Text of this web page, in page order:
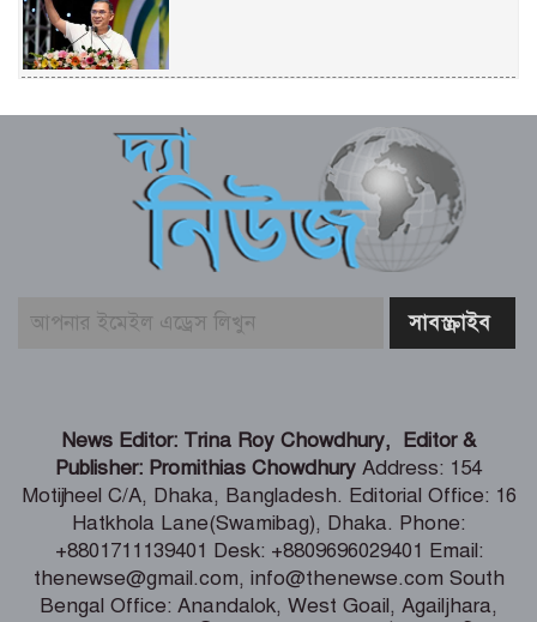
বাবার ভবিষ্যৎ স্বপ্নের সমাধি
জুলাই আন্দোলনের ত্যাগকে চূড়ান্ত পর্যায়ে
নিয়ে যেতে হবে – তথ্যমন্ত্রী
পুলিশ কর্মকর্তাদের নিয়ে অপপ্রচার, কঠোর
শিগগিরই শুরু হবে তিস্তা মহাপরিকল্পনা
বাস্তবায়নের কাজ – পানি সম্পদ মন্ত্রী
সংবাদপত্র সমাজের দর্পণ – মৎস্য ও
প্রাণিসম্পদ প্রতিমন্ত্রী
News Editor: Trina Roy Chowdhury, Editor &
Publisher: Promithias Chowdhury Address: 154
Motijheel C/A, Dhaka, Bangladesh. Editorial Office: 16
Hatkhola Lane(Swamibag), Dhaka. Phone:
+8801711139401 Desk: +8809696029401 Email:
thenewse@gmail.com, info@thenewse.com South
Bengal Office: Anandalok, West Goail, Agailjhara,